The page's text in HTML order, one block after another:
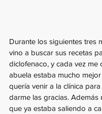
Durante los siguientes tres
vino a buscar sus recetas
diclofenaco, y cada vez me
abuela estaba mucho
quería venir a la clínica
darme las gracias. Además
que ya estaba saliendo a